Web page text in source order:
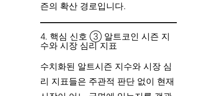
즌의 확산 경로입니다.
4. 핵심 신호 ③ 알트코인 시즌 지
수와 시장 심리 지표
수치화된 알트시즌 지수와 시장 심
리 지표들은 주관적 판단 없이 현재